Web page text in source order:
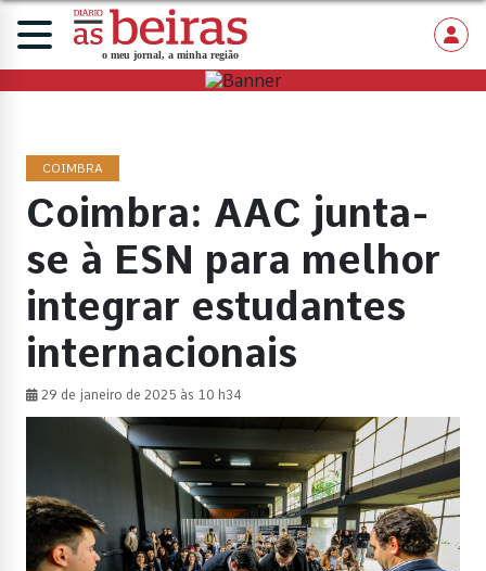
COIMBRA
Coimbra: AAC junta-
se à ESN para melhor
integrar estudantes
internacionais
29 de janeiro de 2025 às 10 h34